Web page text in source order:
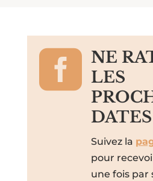
 NE
LES
DATES
Suivez la
pour
une fois par